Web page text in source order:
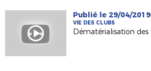
Publié le 29/04/2019
VIE DES CLUBS